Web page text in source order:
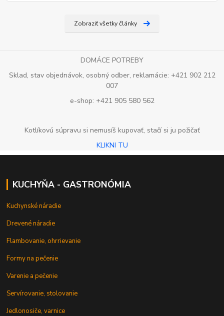
Zobraziť všetky články
DOMÁCE POTREBY
Sklad, stav objednávok, osobný odber, reklamácie: +421 902 212
007
e-shop: +421 905 580 562
Kotlíkovú súpravu si nemusíš kupovať, stačí si ju požičať
KLIKNI TU
KUCHYŇA - GASTRONÓMIA
Kuchynské náradie
Drevené náradie
Flambovanie, ohrrievanie
Formy na pečenie
Varenie a pečenie
Servírovanie, stolovanie
Jedlonosiče, varnice